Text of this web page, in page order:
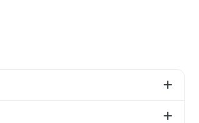
pretsalipes vielas